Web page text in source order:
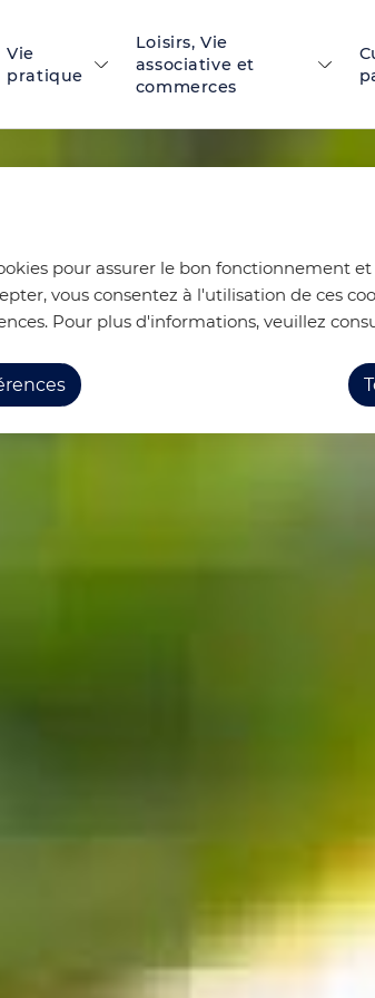
pour assurer le bon fonctionnement
vous consentez à l'utilisation de ces
Pour plus d'informations, veuillez
principal
Skip to site map
Vie
pratique
Loisirs, Vie
associative et
commerces